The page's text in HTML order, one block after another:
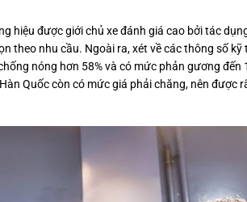
hiệu được giới chủ xe đánh giá cao bởi tác
theo nhu cầu. Ngoài ra, xét về các thông số kỹ
nóng hơn 58% và có mức phản gương đến
Quốc còn có mức giá phải chăng, nên được